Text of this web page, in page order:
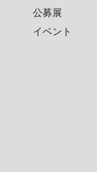
公募展
イベント